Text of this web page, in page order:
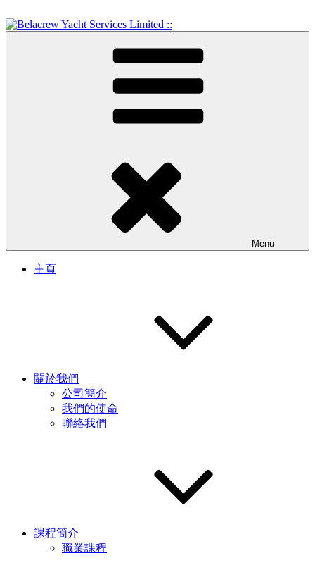
to
content
Belacrew Yacht Services
Crew Training and Yacht Service
Menu
主頁
關於我們
公司簡介
我們的使命
聯絡我們
課程簡介
職業課程